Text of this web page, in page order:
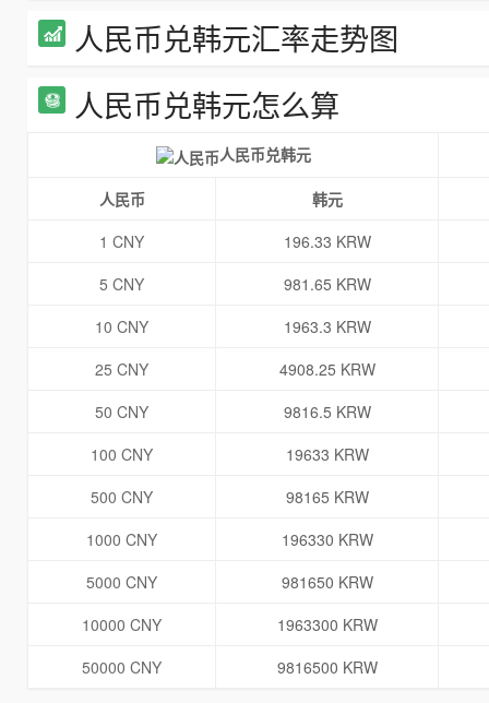
人民币兑韩元汇率走势图
人民币兑韩元怎么算
人民币兑韩元
人民币
韩元
1 CNY
196.33 KRW
5 CNY
981.65 KRW
10 CNY
1963.3 KRW
25 CNY
4908.25 KRW
50 CNY
9816.5 KRW
100 CNY
19633 KRW
500 CNY
98165 KRW
1000 CNY
196330 KRW
5000 CNY
981650 KRW
10000 CNY
1963300 KRW
50000 CNY
9816500 KRW